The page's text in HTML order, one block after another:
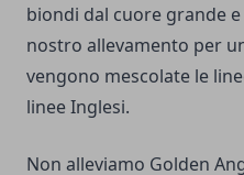
biondi dal cuore grande
nostro allevamento per
vengono mescolate le
linee Inglesi.
Non alleviamo Golden